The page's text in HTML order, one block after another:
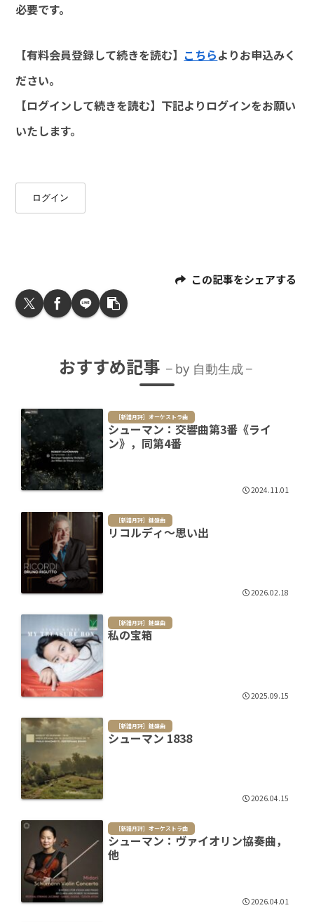
必要です。
【有料会員登録して続きを読む】 こちらよりお申込みく
ださい。
【ログインして続きを読む】下記よりログインをお願い
いたします。
ログイン
この記事をシェアする
おすすめ記事 by 自動生成
［新譜月評］オーケストラ曲
シューマン：交響曲第3番《ライ
ン》，同第4番
2024.11.01
［新譜月評］鍵盤曲
リコルディ～思い出
2026.02.18
［新譜月評］鍵盤曲
私の宝箱
2025.09.15
［新譜月評］鍵盤曲
シューマン 1838
2026.04.15
［新譜月評］オーケストラ曲
シューマン：ヴァイオリン協奏曲，
他
2026.04.01